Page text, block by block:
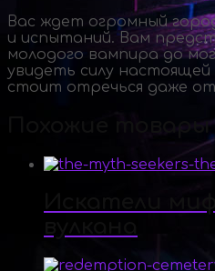
Вас ждет огромный
и испытаний. Вам
молодого вампира до
увидеть силу
стоит отречься даже
Похожие товары